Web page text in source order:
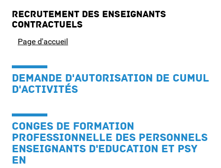
Recrutement des enseignants
contractuels
Page d'accueil
DEMANDE D'AUTORISATION DE CUMUL
D'ACTIVITÉS
CONGES DE FORMATION
PROFESSIONNELLE DES PERSONNELS
ENSEIGNANTS D'EDUCATION ET PSY
EN